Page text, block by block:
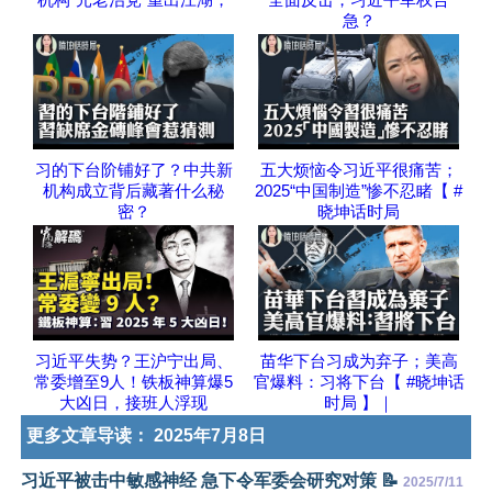
急？
习的下台阶铺好了？中共新
机构成立背后藏著什么秘
密？
五大烦恼令习近平很痛苦；
2025“中国制造”惨不忍睹【 #
晓坤话时局
习近平失势？王沪宁出局、
常委增至9人！铁板神算爆5
大凶日，接班人浮现
苗华下台习成为弃子；美高
官爆料：习将下台【 #晓坤话
时局 】｜
更多文章导读： 2025年7月8日
习近平被击中敏感神经 急下令军委会研究对策 📝 2025/7/11